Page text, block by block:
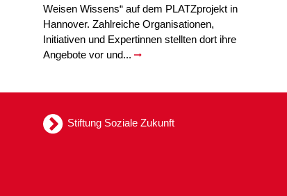
Weisen Wissens“ auf dem PLATZprojekt in
Hannover. Zahlreiche Organisationen,
Initiativen und Expertinnen stellten dort ihre
Angebote vor und...
Stiftung Soziale Zukunft